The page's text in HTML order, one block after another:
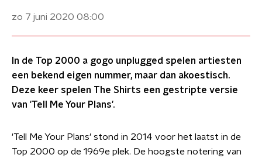
zo 7 juni 2020 08:00
In de Top 2000 a gogo unplugged spelen artiesten
een bekend eigen nummer, maar dan akoestisch.
Deze keer spelen The Shirts een gestripte versie
van 'Tell Me Your Plans'.
'Tell Me Your Plans' stond in 2014 voor het laatst in de
Top 2000 op de 1969e plek. De hoogste notering van